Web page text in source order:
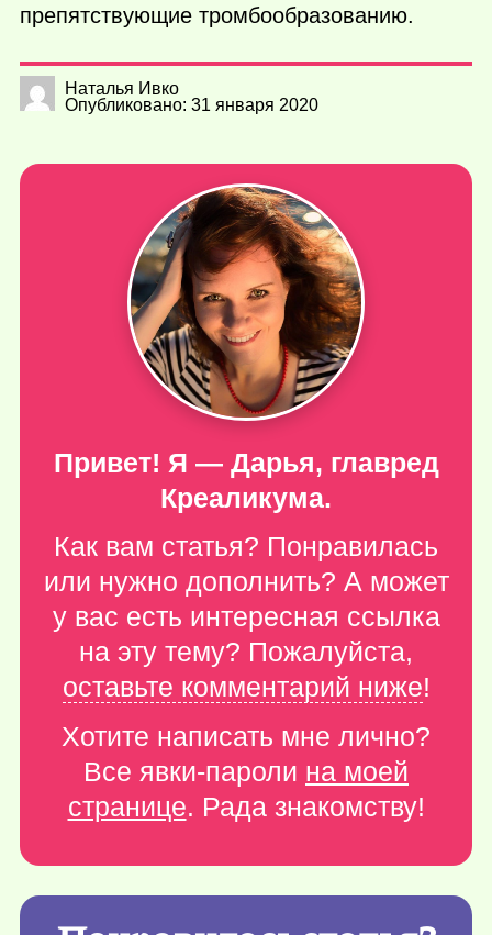
препятствующие тромбообразованию.
Наталья Ивко
Опубликовано: 31 января 2020
Привет! Я — Дарья, главред
Креаликума.
Как вам статья? Понравилась
или нужно дополнить? А может
у вас есть интересная ссылка
на эту тему? Пожалуйста,
оставьте комментарий ниже!
Хотите написать мне лично?
Все явки-пароли на моей
странице. Рада знакомству!